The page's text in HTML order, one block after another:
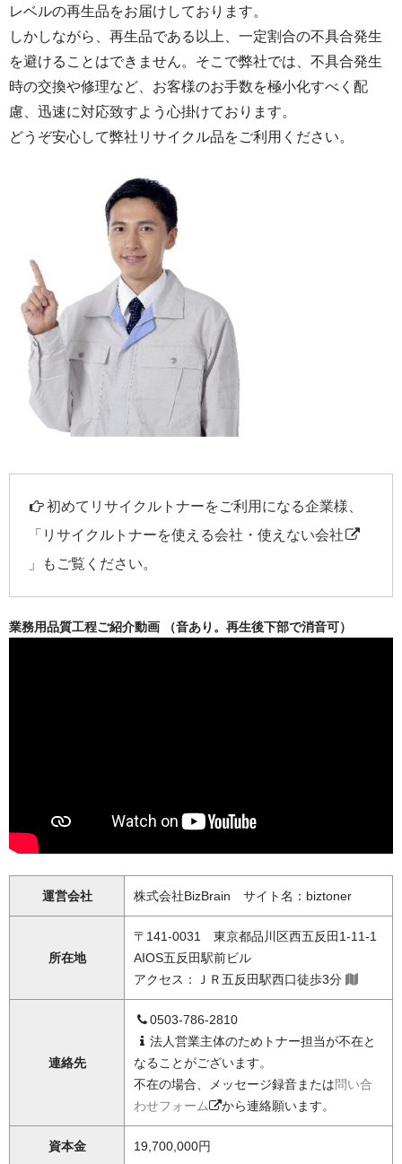
レベルの再生品をお届けしております。
しかしながら、再生品である以上、一定割合の不具合発生
を避けることはできません。そこで弊社では、不具合発生
時の交換や修理など、お客様のお手数を極小化すべく配
慮、迅速に対応致すよう心掛けております。
どうぞ安心して弊社リサイクル品をご利用ください。
初めてリサイクルトナーをご利用になる企業様、
「 リサイクルトナーを使える会社・使えない会社
」もご覧ください。
業務用品質工程ご紹介動画 （音あり。再生後下部で消音可）
運営会社 株式会社BizBrain サイト名：biztoner
所在地
〒141-0031 東京都品川区西五反田1-11-1
AIOS五反田駅前ビル
アクセス：ＪＲ五反田駅西口徒歩3分
連絡先
0503-786-2810
法人営業主体のためトナー担当が不在と
なることがございます。
不在の場合、メッセージ録音または問い合
わせフォーム
から連絡願います。
資本金 19,700,000円